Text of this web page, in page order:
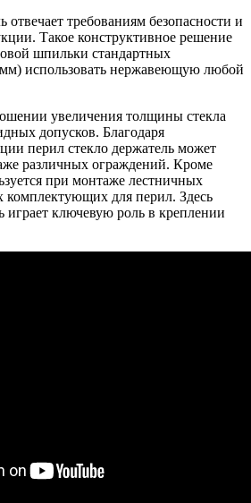
отвечает требованиям безопасности и
Такое конструктивное решение
шпильки стандартных
использовать нержавеющую любой
увеличения толщины стекла
допусков. Благодаря
перил стекло держатель может
различных ограждений. Кроме
при монтаже лестничных
комплектующих для перил. Здесь
играет ключевую роль в креплении